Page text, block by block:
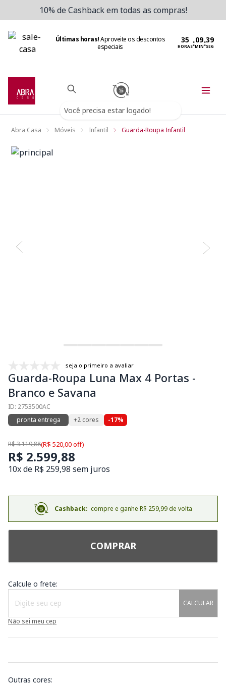
10% de Cashback em todas as compras!
Últimas horas!Aproveite os descontos
especiais
HORAS:MIN:SEG
Você precisa estar logado!
Abra Casa Móveis Infantil Guarda-Roupa Infantil
seja o primeiro a avaliar
Guarda-Roupa Luna Max 4 Portas -
Branco e Savana
ID: 2753500AC
pronta entrega
+2 cores -17%
R$ 3.119,88(R$ 520,00 off)
R$ 2.599,88
10x de R$ 259,98 sem juros
Cashback: compre e ganhe R$ 259,99 de volta
COMPRAR
Calcule o frete:
CALCULAR
Não sei meu cep
Outras cores: